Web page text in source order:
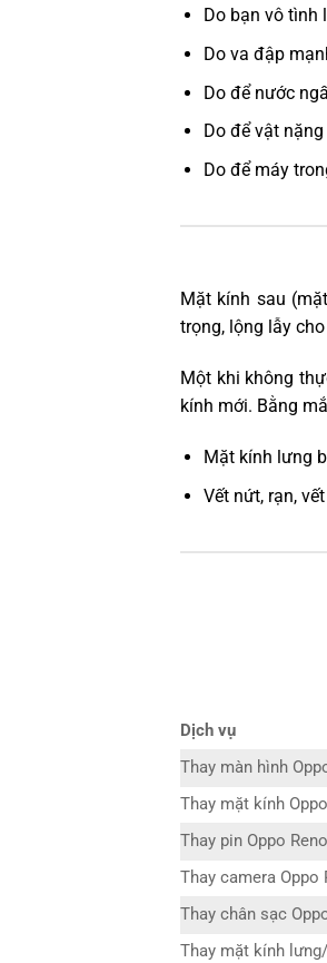
Do bạn vô tình
Do va đập
Do để nước
Do để vật
Do để máy
Mặt kính sau
trọng, lộng lẫy
Một khi không
kính mới. Bằng
Mặt kính lưng
Vết nứt, rạn,
Dịch vụ
Thay màn hình
Thay mặt kính
Thay pin Oppo
Thay camera Oppo
Thay chân sạc
Thay mặt kính